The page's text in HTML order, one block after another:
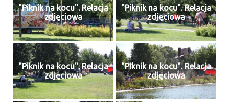
"Piknik na kocu". Relacja
zdjęciowa
"Piknik na kocu". Relacja
zdjęciowa
"Piknik na kocu". Relacja
zdjęciowa
"Piknik na kocu". Relacja
zdjęciowa